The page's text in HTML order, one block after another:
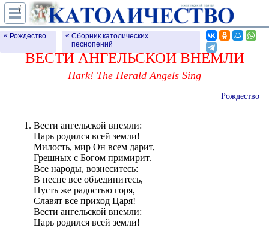
ВЕСТИ АНГЕЛЬСКОЙ ВНЕМЛИ
Hark! The Herald Angels Sing
Рождество
Вести ангельской внемли:
Царь родился всей земли!
Милость, мир Он всем дарит,
Грешных с Богом примирит.
Все народы, вознеситесь:
В песне все объединитесь,
Пусть же радостью горя,
Славят все приход Царя!
Вести ангельской внемли:
Царь родился всей земли!
Рождество
Сборник католических
песнопений
Вести ангельской внемли
†